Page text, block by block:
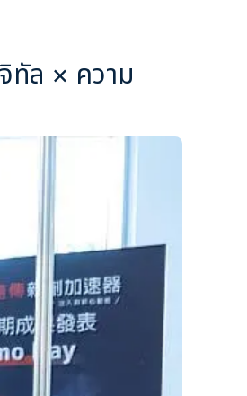
ทัล × ความ